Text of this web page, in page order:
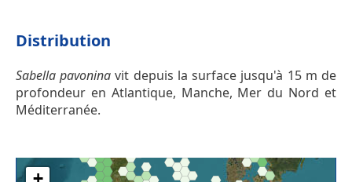
Distribution
Sabella pavonina vit depuis la surface jusqu'à 15 m de
profondeur en Atlantique, Manche, Mer du Nord et
Méditerranée.